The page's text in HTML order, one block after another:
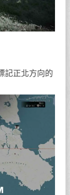
記正北方向的